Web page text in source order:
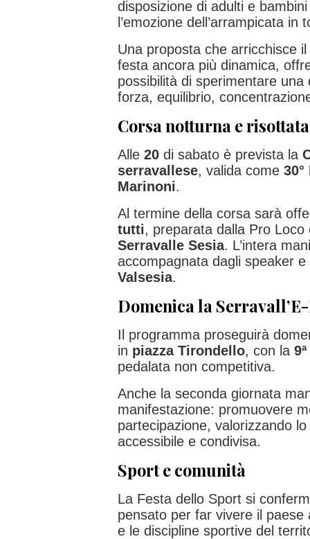
disposizione di adulti e
l’emozione dell’arrampicata in
Una proposta che arricchisce
festa ancora più dinamica,
possibilità di sperimentare una
forza, equilibrio,
Corsa notturna e risottata
Alle 20 di sabato è prevista la
serravallese, valida come
Marinoni.
Al termine della corsa sarà
tutti, preparata dalla Pro
Serravalle Sesia. L’intera
accompagnata dagli speaker
Valsesia.
Domenica la
Il programma proseguirà
in piazza Tirondello, con la
pedalata non competitiva.
Anche la seconda giornata
manifestazione: promuovere
partecipazione, valorizzando
accessibile e condivisa.
Sport e comunità
La Festa dello Sport si
pensato per far vivere il
e le discipline sportive del